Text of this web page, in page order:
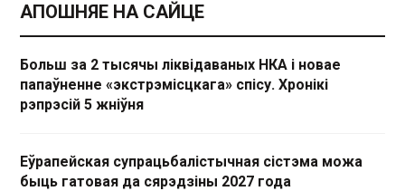
АПОШНЯЕ НА САЙЦЕ
Больш за 2 тысячы ліквідаваных НКА і новае
папаўненне «экстрэмісцкага» спісу. Хронікі
рэпрэсій 5 жніўня
Еўрапейская супрацьбалістычная сістэма можа
быць гатовая да сярэдзіны 2027 года